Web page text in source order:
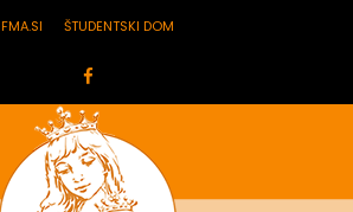
FMA.SI ŠTUDENTSKI DOM